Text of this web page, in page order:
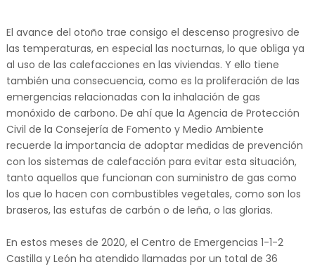
El avance del otoño trae consigo el descenso progresivo de
las temperaturas, en especial las nocturnas, lo que obliga ya
al uso de las calefacciones en las viviendas. Y ello tiene
también una consecuencia, como es la proliferación de las
emergencias relacionadas con la inhalación de gas
monóxido de carbono. De ahí que la Agencia de Protección
Civil de la Consejería de Fomento y Medio Ambiente
recuerde la importancia de adoptar medidas de prevención
con los sistemas de calefacción para evitar esta situación,
tanto aquellos que funcionan con suministro de gas como
los que lo hacen con combustibles vegetales, como son los
braseros, las estufas de carbón o de leña, o las glorias.
En estos meses de 2020, el Centro de Emergencias 1-1-2
Castilla y León ha atendido llamadas por un total de 36